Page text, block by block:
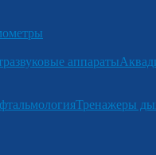
аппараты
Тренажеры